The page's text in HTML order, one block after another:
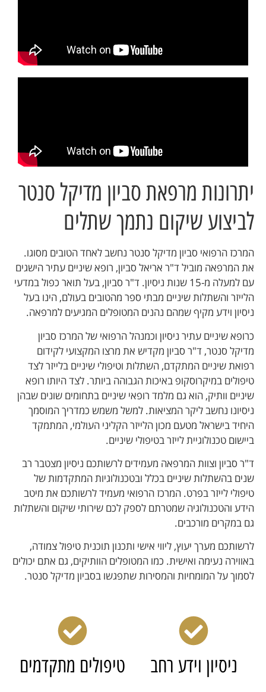
יתרונות מרפאת סביון מדיקל סנטר
לביצוע שיקום נתמך שתלים
המרכז הרפואי סביון מדיקל סנטר נחשב לאחד הטובים מסוגו.
את המרפאה מוביל ד"ר אריאל סביון, רופא שיניים עתיר הישגים
עם למעלה מ-15 שנות ניסיון. ד"ר סביון, בעל תואר כפול במדעי
הלייזר והשתלות שיניים מבתי ספר מהטובים בעולם, הינו בעל
ניסיון וידע מקיף שמהם נהנים המטופלים המגיעים למרפאה.
כרופא שיניים עתיר ניסיון וכמנהל הרפואי של המרכז סביון
מדיקל סנטר, ד"ר סביון מקדיש את מרצו המקצועי לקידום
רפואת שיניים המתקדם, השתלות וטיפולי שיניים בלייזר לצד
טיפולים במיקרוסקופ באיכות הגבוהה ביותר. לצד היותו רופא
שיניים וותיק, הוא גם מלמד רופאי שיניים בתחומים שונים שבהן
ניסיונו נחשב ליקר המציאות. למשל משמש כמדריך המוסמך
היחיד בישראל מטעם מכון הלייזר הקליני העולמי, המתמקד
ביישום טכנולוגיית לייזר בטיפולי שיניים.
ד"ר סביון וצוות המרפאה מעמידים לרשותכם ניסיון מצטבר רב
שנים בהשתלות שיניים בכלל ובטכנולוגיות המתקדמות של
טיפולי לייזר בפרט. המרכז הרפואי מעמיד לרשותכם את מיטב
הידע והטכנולוגיה שמטרתם לספק לכם שירותי שיקום והשתלות
גם במקרים מורכבים.
לרשותכם מערך יעוץ, ליווי אישי ותכנון תוכנית טיפול צמודה,
באווירה נעימה ואישית. כמו המטופלים הוותיקים, גם אתם יכולים
לסמוך על המומחיות והמסירות שתפגשו בסביון מדיקל סנטר.
ניסיון וידע רחב טיפולים מתקדמים